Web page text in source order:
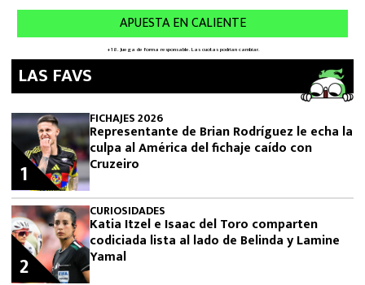
LAS FAVS
FICHAJES 2026
Representante de Brian Rodríguez le echa la
culpa al América del fichaje caído con
Cruzeiro
1
CURIOSIDADES
Katia Itzel e Isaac del Toro comparten
codiciada lista al lado de Belinda y Lamine
Yamal
2